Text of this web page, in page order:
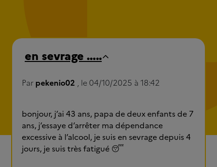
en sevrage …..
Par pekenio02 , le 04/10/2025 à 18:42
bonjour, j’ai 43 ans, papa de deux enfants de 7
ans, j’essaye d’arrêter ma dépendance
excessive à l’alcool, je suis en sevrage depuis 4
jours, je suis très fatigué 😴